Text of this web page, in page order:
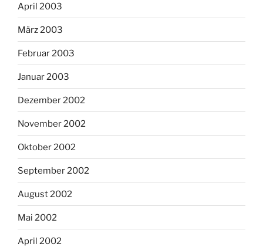
April 2003
März 2003
Februar 2003
Januar 2003
Dezember 2002
November 2002
Oktober 2002
September 2002
August 2002
Mai 2002
April 2002